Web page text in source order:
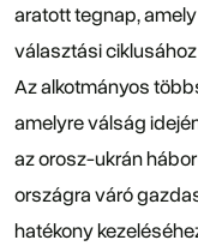
aratott tegnap,
választási
Az alkotmányos
amelyre válság
az orosz-ukrán
országra váró
hatékony